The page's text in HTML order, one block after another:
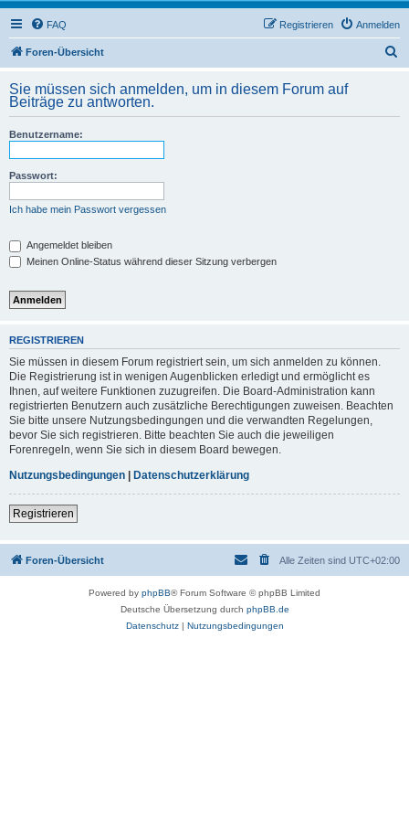
FAQ Anmelden
Registrieren
Foren-Übersicht
h
Sie müssen sich anmelden, um in diesem Forum auf
Beiträge zu antworten.
Benutzername:
Passwort:
Ich habe mein Passwort vergessen
Angemeldet bleiben
Meinen Online-Status während dieser Sitzung verbergen
REGISTRIEREN
Sie müssen in diesem Forum registriert sein, um sich anmelden zu können.
Die Registrierung ist in wenigen Augenblicken erledigt und ermöglicht es
Ihnen, auf weitere Funktionen zuzugreifen. Die Board-Administration kann
registrierten Benutzern auch zusätzliche Berechtigungen zuweisen. Beachten
Sie bitte unsere Nutzungsbedingungen und die verwandten Regelungen,
bevor Sie sich registrieren. Bitte beachten Sie auch die jeweiligen
Forenregeln, wenn Sie sich in diesem Board bewegen.
Nutzungsbedingungen | Datenschutzerklärung
Registrieren
Foren-Übersicht Alle Zeiten sind UTC+02:00
Powered by phpBB® Forum Software © phpBB Limited
Deutsche Übersetzung durch phpBB.de
Datenschutz| Nutzungsbedingungen